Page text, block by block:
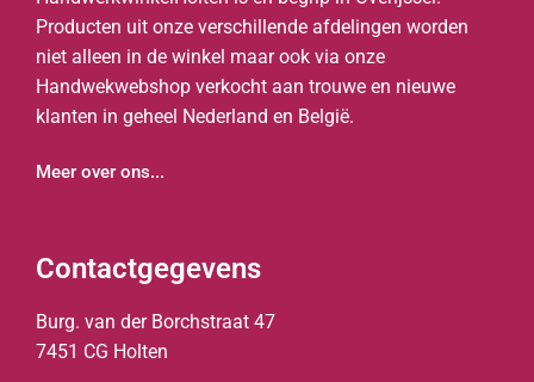
Producten uit onze verschillende afdelingen worden
niet alleen in de winkel maar ook via onze
Handwekwebshop verkocht aan trouwe en nieuwe
klanten in geheel Nederland en België.
Meer over ons...
Contactgegevens
Burg. van der Borchstraat 47
7451 CG Holten